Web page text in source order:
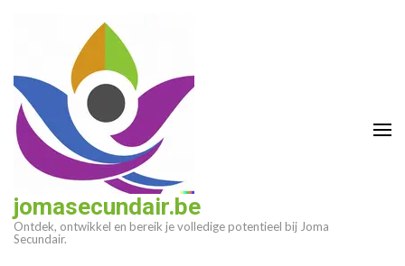
(druk
enter)
jomasecundair.be
Ontdek, ontwikkel en bereik je volledige potentieel bij Joma
Secundair.